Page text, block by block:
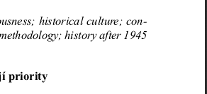
historical culture; con-
history after 1945
priority